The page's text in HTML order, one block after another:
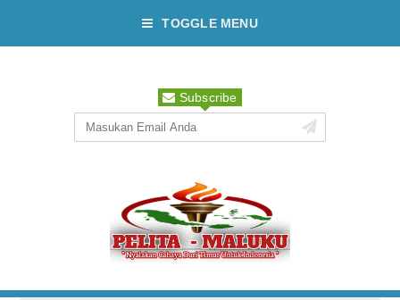
TOGGLE MENU
Subscribe